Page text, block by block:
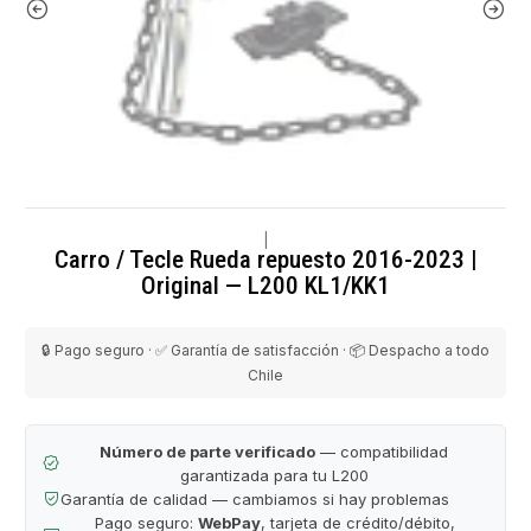
Carro / Tecle Rueda repuesto 2016-2023 |
Original — L200 KL1/KK1
🔒 Pago seguro · ✅ Garantía de satisfacción · 📦 Despacho a todo
Chile
Número de parte verificado — compatibilidad
garantizada para tu L200
Garantía de calidad — cambiamos si hay problemas
Pago seguro: WebPay, tarjeta de crédito/débito,